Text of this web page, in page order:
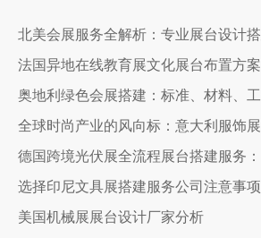
选择印尼文具展搭建服务公司注意事项
美国机械展展台设计厂家分析